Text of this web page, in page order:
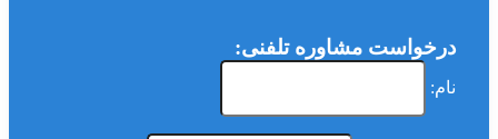
درخواست مشاوره تلفنی:
نام: